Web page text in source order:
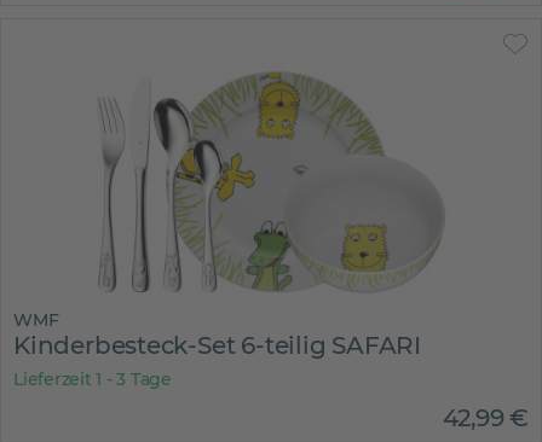
WMF
Kinderbesteck-Set 6-teilig SAFARI
Lieferzeit 1 - 3 Tage
42,99€